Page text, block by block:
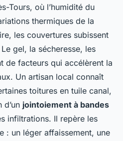
Tours, où l’humidité du
thermiques de la
les couvertures subissent
gel, la sécheresse, les
de facteurs qui accélèrent la
Un artisan local connaît
toitures en tuile canal,
jointoiement à bandes
infiltrations. Il repère les
: un léger affaissement, une